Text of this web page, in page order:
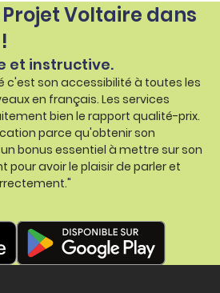
Voltaire dans
et instructive.
c'est son accessibilité à toutes les
en français. Les services
bien le rapport qualité-prix.
parce qu'obtenir son
bonus essentiel à mettre sur son
pour avoir le plaisir de parler et